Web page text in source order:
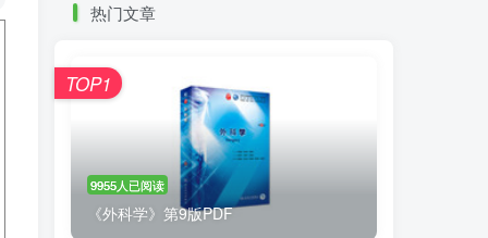
热门文章
9955人已阅读
《外科学》第9版PDF
TOP1